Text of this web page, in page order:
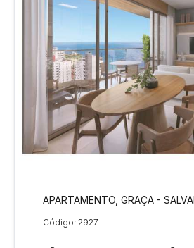
APARTAMENTO, GRAÇA -
Código: 2927